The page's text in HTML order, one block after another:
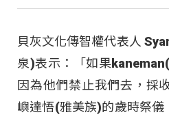
貝灰文化傳智權代表人
泉)表示：「如果
因為他們禁止我們去，採
嶼達悟(雅美族)的歲時祭儀